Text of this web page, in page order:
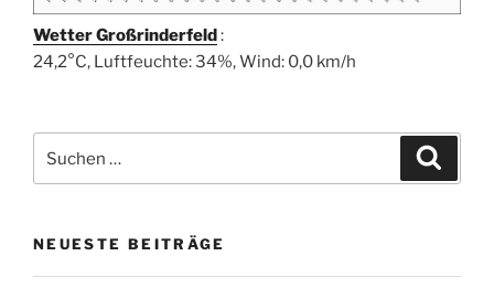
Wetter Großrinderfeld:
24,2°C, Luftfeuchte: 34%, Wind: 0,0 km/h
nach:
NEUESTE BEITRÄGE